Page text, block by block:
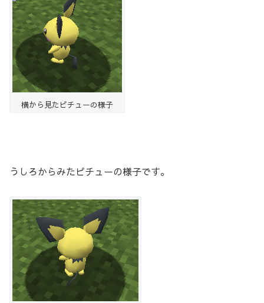
横から見たピチューの様子
うしろからみたピチューの様子です。